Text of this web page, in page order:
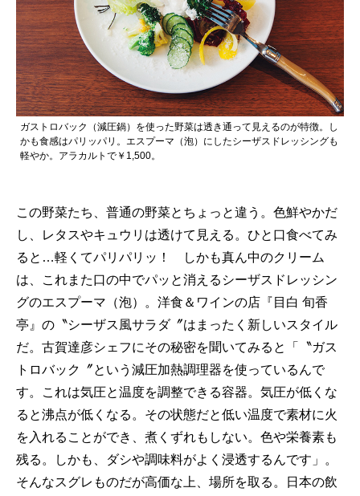
ガストロバック（減圧鍋）を使った野菜は透き通って見えるのが特徴。し
かも食感はパリッパリ。エスプーマ（泡）にしたシーザスドレッシングも
軽やか。アラカルトで￥1,500。
この野菜たち、普通の野菜とちょっと違う。色鮮やかだ
し、レタスやキュウリは透けて見える。ひと口食べてみ
ると…軽くてパリパリッ！ しかも真ん中のクリーム
は、これまた口の中でパッと消えるシーザスドレッシン
グのエスプーマ（泡）。洋食＆ワインの店『目白 旬香
亭』の〝シーザス風サラダ〞はまったく新しいスタイル
だ。古賀達彦シェフにその秘密を聞いてみると「〝ガス
トロバック〞という減圧加熱調理器を使っているんで
す。これは気圧と温度を調整できる容器。気圧が低くな
ると沸点が低くなる。その状態だと低い温度で素材に火
を入れることができ、煮くずれもしない。色や栄養素も
残る。しかも、ダシや調味料がよく浸透するんです」。
そんなスグレものだが高価な上、場所を取る。日本の飲